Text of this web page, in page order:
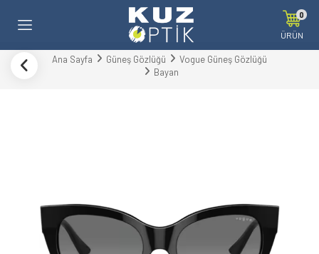
0
ÜRÜN
Ana Sayfa Güneş Gözlüğü
Vogue Güneş Gözlüğü
Bayan